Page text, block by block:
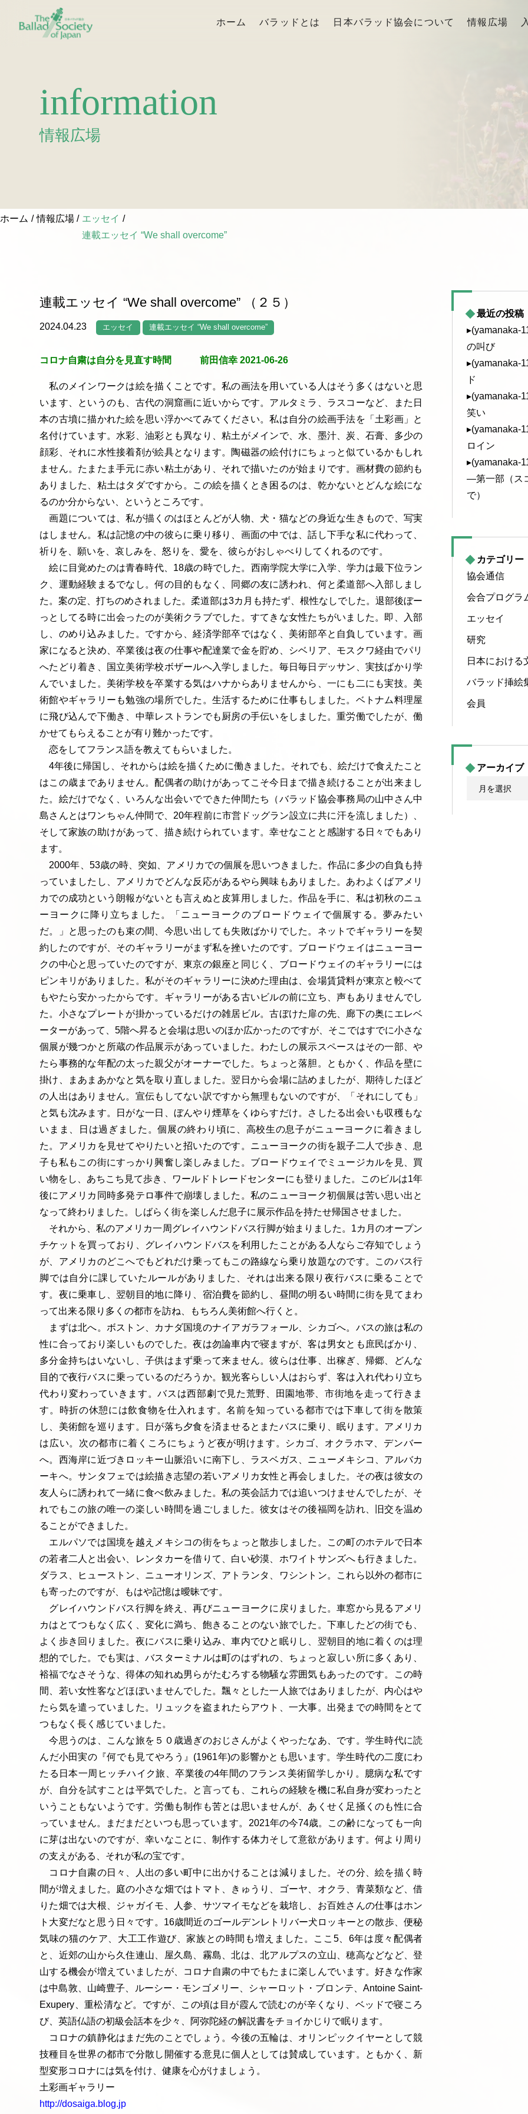
ホーム バラッドとは 日本バラッド協会について 情報広場
information
情報広場
ホーム 情報広場
エッセイ
連載エッセイ “We shall overcome”
連載エッセイ “We shall overcome” （２５）
2024.04.23 エッセイ 連載エッセイ “We shall overcome”
コロナ自粛は自分を見直す時間 前田信幸 2021-06-26
私のメインワークは絵を描くことです。私の画法を用いている人はそう多くはないと思
います、というのも、古代の洞窟画に近いからです。アルタミラ、ラスコーなど、また日
本の古墳に描かれた絵を思い浮かべてみてください。私は自分の絵画手法を「土彩画」と
名付けています。水彩、油彩とも異なり、粘土がメインで、水、墨汁、炭、石膏、多少の
顔彩、それに水性接着剤が絵具となります。陶磁器の絵付けにちょっと似ているかもしれ
ません。たまたま手元に赤い粘土があり、それで描いたのが始まりです。画材費の節約も
ありました、粘土はタダですから。この絵を描くとき困るのは、乾かないとどんな絵にな
るのか分からない、というところです。
画題については、私が描くのはほとんどが人物、犬・猫などの身近な生きもので、写実
はしません。私は記憶の中の彼らに乗り移り、画面の中では、話し下手な私に代わって、
祈りを、願いを、哀しみを、怒りを、愛を、彼らがおしゃべりしてくれるのです。
絵に目覚めたのは青春時代、18歳の時でした。西南学院大学に入学、学力は最下位ラン
ク、運動経験まるでなし。何の目的もなく、同郷の友に誘われ、何と柔道部へ入部しまし
た。案の定、打ちのめされました。柔道部は3カ月も持たず、根性なしでした。退部後ぼー
っとしてる時に出会ったのが美術クラブでした。すてきな女性たちがいました。即、入部
し、のめり込みました。ですから、経済学部卒ではなく、美術部卒と自負しています。画
家になると決め、卒業後は夜の仕事や配達業で金を貯め、シベリア、モスクワ経由でパリ
へたどり着き、国立美術学校ボザールへ入学しました。毎日毎日デッサン、実技ばかり学
んでいました。美術学校を卒業する気はハナからありませんから、一にも二にも実技。美
術館やギャラリーも勉強の場所でした。生活するために仕事もしました。ベトナム料理屋
に飛び込んで下働き、中華レストランでも厨房の手伝いをしました。重労働でしたが、働
かせてもらえることが有り難かったです。
恋をしてフランス語を教えてもらいました。
4年後に帰国し、それからは絵を描くために働きました。それでも、絵だけで食えたこと
はこの歳までありません。配偶者の助けがあってこそ今日まで描き続けることが出来まし
た。絵だけでなく、いろんな出会いでできた仲間たち（バラッド協会事務局の山中さん中
島さんとはワンちゃん仲間で、20年程前に市営ドッグラン設立に共に汗を流しました）、
そして家族の助けがあって、描き続けられています。幸せなことと感謝する日々でもあり
ます。
2000年、53歳の時、突如、アメリカでの個展を思いつきました。作品に多少の自負も持
っていましたし、アメリカでどんな反応があるやら興味もありました。あわよくばアメリ
カでの成功という朗報がないとも言えぬと皮算用しました。作品を手に、私は初秋のニュ
ーヨークに降り立ちました。「ニューヨークのブロードウェイで個展する。夢みたい
だ。」と思ったのも束の間、今思い出しても失敗ばかりでした。ネットでギャラリーを契
約したのですが、そのギャラリーがまず私を挫いたのです。ブロードウェイはニューヨー
クの中心と思っていたのですが、東京の銀座と同じく、ブロードウェイのギャラリーには
ピンキリがありました。私がそのギャラリーに決めた理由は、会場賃貸料が東京と較べて
もやたら安かったからです。ギャラリーがある古いビルの前に立ち、声もありませんでし
た。小さなプレートが掛かっているだけの雑居ビル。古ぼけた扉の先、廊下の奥にエレベ
ーターがあって、5階へ昇ると会場は思いのほか広かったのですが、そこではすでに小さな
個展が幾つかと所蔵の作品展示があっていました。わたしの展示スペースはその一部、や
たら事務的な年配の太った親父がオーナーでした。ちょっと落胆。ともかく、作品を壁に
掛け、まあまあかなと気を取り直しました。翌日から会場に詰めましたが、期待したほど
の人出はありません。宣伝もしてない訳ですから無理もないのですが、「それにしても」
と気も沈みます。日がな一日、ぼんやり煙草をくゆらすだけ。さしたる出会いも収穫もな
いまま、日は過ぎました。個展の終わり頃に、高校生の息子がニューヨークに着きまし
た。アメリカを見せてやりたいと招いたのです。ニューヨークの街を親子二人で歩き、息
子も私もこの街にすっかり興奮し楽しみました。ブロードウェイでミュージカルを見、買
い物をし、あちこち見て歩き、ワールドトレードセンターにも登りました。このビルは1年
後にアメリカ同時多発テロ事件で崩壊しました。私のニューヨーク初個展は苦い思い出と
なって終わりました。しばらく街を楽しんだ息子に展示作品を持たせ帰国させました。
それから、私のアメリカ一周グレイハウンドバス行脚が始まりました。1カ月のオープン
チケットを買っており、グレイハウンドバスを利用したことがある人ならご存知でしょう
が、アメリカのどこへでもどれだけ乗ってもこの路線なら乗り放題なのです。このバス行
脚では自分に課していたルールがありました、それは出来る限り夜行バスに乗ることで
す。夜に乗車し、翌朝目的地に降り、宿泊費を節約し、昼間の明るい時間に街を見てまわ
って出来る限り多くの都市を訪ね、もちろん美術館へ行くと。
まずは北へ。ボストン、カナダ国境のナイアガラフォール、シカゴへ。バスの旅は私の
性に合っており楽しいものでした。夜は勿論車内で寝ますが、客は男女とも庶民ばかり、
多分金持ちはいないし、子供はまず乗って来ません。彼らは仕事、出稼ぎ、帰郷、どんな
目的で夜行バスに乗っているのだろうか。観光客らしい人はおらず、客は入れ代わり立ち
代わり変わっていきます。バスは西部劇で見た荒野、田園地帯、市街地を走って行きま
す。時折の休憩には飲食物を仕入れます。名前を知っている都市では下車して街を散策
し、美術館を巡ります。日が落ち夕食を済ませるとまたバスに乗り、眠ります。アメリカ
は広い。次の都市に着くころにちょうど夜が明けます。シカゴ、オクラホマ、デンバー
へ。西海岸に近づきロッキー山脈沿いに南下し、ラスベガス、ニューメキシコ、アルバカ
ーキへ。サンタフェでは絵描き志望の若いアメリカ女性と再会しました。その夜は彼女の
友人らに誘われて一緒に食べ飲みました。私の英会話力では追いつけませんでしたが、そ
れでもこの旅の唯一の楽しい時間を過ごしました。彼女はその後福岡を訪れ、旧交を温め
ることができました。
エルパソでは国境を越えメキシコの街をちょっと散歩しました。この町のホテルで日本
の若者二人と出会い、レンタカーを借りて、白い砂漠、ホワイトサンズへも行きました。
ダラス、ヒューストン、ニューオリンズ、アトランタ、ワシントン。これら以外の都市に
も寄ったのですが、もはや記憶は曖昧です。
グレイハウンドバス行脚を終え、再びニューヨークに戻りました。車窓から見るアメリ
カはとてつもなく広く、変化に満ち、飽きることのない旅でした。下車したどの街でも、
よく歩き回りました。夜にバスに乗り込み、車内でひと眠りし、翌朝目的地に着くのは理
想的でした。でも実は、バスターミナルは町のはずれの、ちょっと寂しい所に多くあり、
裕福でなさそうな、得体の知れぬ男らがたむろする物騒な雰囲気もあったのです。この時
間、若い女性客などほぼいませんでした。飄々とした一人旅ではありましたが、内心はや
たら気を遣っていました。リュックを盗まれたらアウト、一大事。出発までの時間をとて
つもなく長く感じていました。
今思うのは、こんな旅を５０歳過ぎのおじさんがよくやったなあ、です。学生時代に読
んだ小田実の『何でも見てやろう』(1961年)の影響かとも思います。学生時代の二度にわ
たる日本一周ヒッチハイク旅、卒業後の4年間のフランス美術留学しかり。臆病な私です
が、自分を試すことは平気でした。と言っても、これらの経験を機に私自身が変わったと
いうこともないようです。労働も制作も苦とは思いませんが、あくせく足掻くのも性に合
っていません。まだまだといつも思っています。2021年の今74歳。この齢になっても一向
に芽は出ないのですが、幸いなことに、制作する体力そして意欲があります。何より周り
の支えがある、それが私の宝です。
コロナ自粛の日々、人出の多い町中に出かけることは減りました。その分、絵を描く時
間が増えました。庭の小さな畑ではトマト、きゅうり、ゴーヤ、オクラ、青菜類など、借
りた畑では大根、ジャガイモ、人参、サツマイモなどを栽培し、お百姓さんの仕事はホン
ト大変だなと思う日々です。16歳間近のゴールデンレトリバー犬ロッキーとの散歩、便秘
気味の猫のケア、大工工作遊び、家族との時間も増えました。ここ5、6年は度々配偶者
と、近郊の山から久住連山、屋久島、霧島、北は、北アルプスの立山、穂高などなど、登
山する機会が増えていましたが、コロナ自粛の中でもたまに楽しんでいます。好きな作家
は中島敦、山崎豊子、ルーシー・モンゴメリー、シャーロット・ブロンテ、Antoine Saint-
Exupery、重松清など。ですが、この頃は目が霞んで読むのが辛くなり、ベッドで寝ころ
び、英語仏語の初級会話本を少々、阿弥陀経の解説書をチョイかじりで眠ります。
コロナの鎮静化はまだ先のことでしょう。今後の五輪は、オリンピックイヤーとして競
技種目を世界の都市で分散し開催する意見に個人としては賛成しています。ともかく、新
型変形コロナには気を付け、健康を心がけましょう。
土彩画ギャラリー
http://dosaiga.blog.jp
最近の投稿
▸(yamanaka-
の叫び
▸(yamanaka-
ド
▸(yamanaka-
笑い
▸(yamanaka-
ロイン
▸(yamanaka-
—第一部（ス
で）
カテゴリー
協会通信
会合プログラ
エッセイ
研究
日本における
バラッド挿絵
会員
アーカイブ